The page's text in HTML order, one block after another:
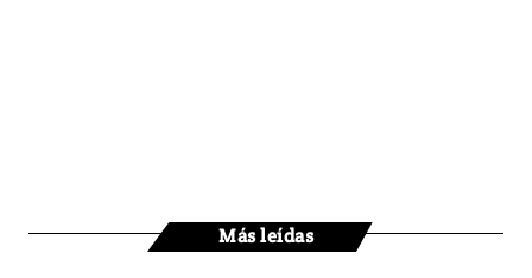
Más leídas